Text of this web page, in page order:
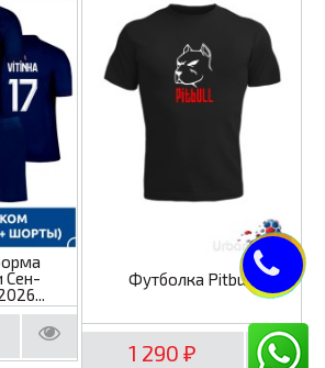
Сен-
Футболка Pitbull
1 290₽